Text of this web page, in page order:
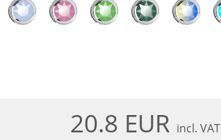
20.8 EUR incl. VAT